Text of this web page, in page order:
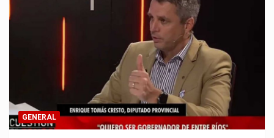
GENERAL